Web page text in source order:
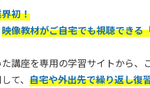
初！
映像教材がご自宅でも視聴できる
講座を専用の学習サイトから、
て、 自宅や外出先で繰り返し復